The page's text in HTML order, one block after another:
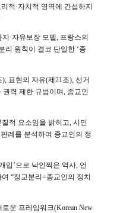
적·자치적 영역에 간섭하지
·자유보장 모델, 프랑스의
리 원칙이 결코 단일한 ‘종
표현의 자유(제21조), 선거
력 제한 규범이며, 종교인
적 요소임을 밝히고, 시민
례를 분석하여 종교인의 정
입’으로 낙인찍은 역사, 언
“정교분리=종교인의 정치
운 프레임워크(Korean New